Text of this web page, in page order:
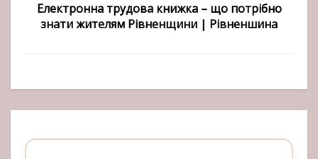
Електронна трудова книжка – що потрібно
знати жителям Рівненщини | Рівненшина